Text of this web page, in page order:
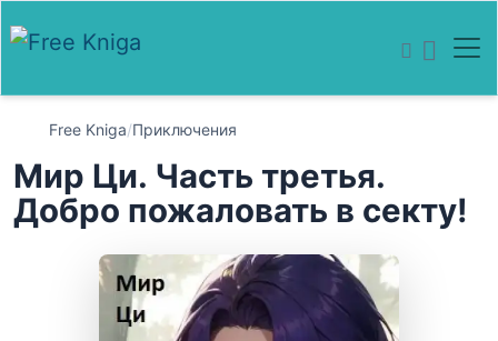
Free Kniga/Приключения
Мир Ци. Часть третья.
Добро пожаловать в секту!